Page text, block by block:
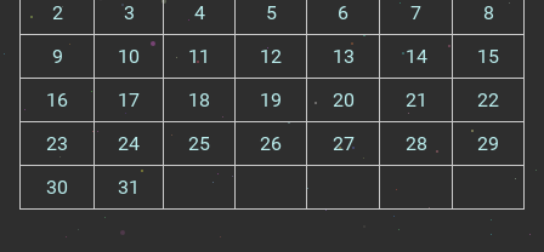
2
3 4 5 6 7
8
9
10 11 12 13 14
15
16
17 18 19 20 21
22
23
24 25 26 27 28
29
30
31